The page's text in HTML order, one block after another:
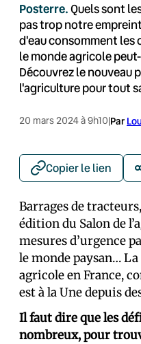
Posterre.Quels sont
pas trop notre
d'eau consomment les
le monde agricole
Découvrez le nouveau
l'agriculture pour tout
20 mars 2024 à 9h10|Par
Copier le lien
Barrages de
édition du Salon de
mesures d’urgence
le monde paysan…
agricole en France,
est à la Une depuis
Il faut dire que les
nombreux, pour